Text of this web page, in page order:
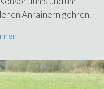
Anrainern gehren.